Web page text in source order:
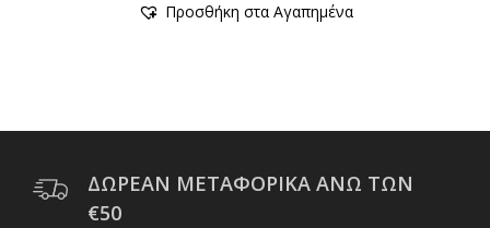
€86,00.
είναι:
Προσθήκη στα Αγαπημένα
ΔΩΡΕΑΝ ΜΕΤΑΦΟΡΙΚΑ ΑΝΩ ΤΩΝ
€50